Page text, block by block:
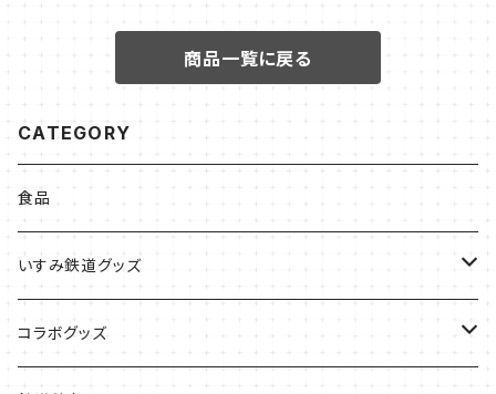
商品一覧に戻る
CATEGORY
食品
いすみ鉄道グッズ
いすみ鉄道グッズ
コラボグッズ